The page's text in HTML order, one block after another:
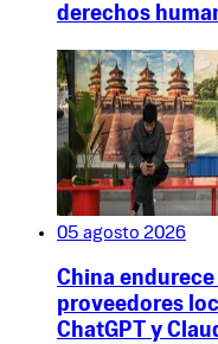
derechos
05 agosto 2026
China
proveedores
ChatGPT y